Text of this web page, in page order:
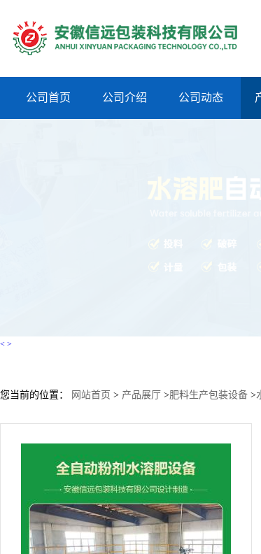
公司首页 公司介绍 公司动态
< >
您当前的位置： 网站首页 > 产品展厅 >肥料生产包装设备 >